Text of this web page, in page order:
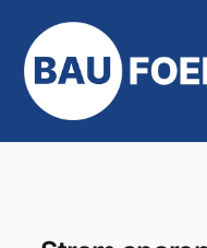
Inhalt
springen